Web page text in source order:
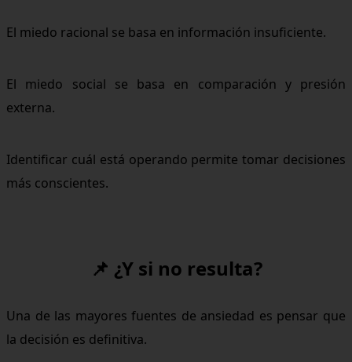
El miedo racional se basa en información insuficiente.
El miedo social se basa en comparación y presión
externa.
Identificar cuál está operando permite tomar decisiones
más conscientes.
📌 ¿Y si no resulta?
Una de las mayores fuentes de ansiedad es pensar que
la decisión es definitiva.